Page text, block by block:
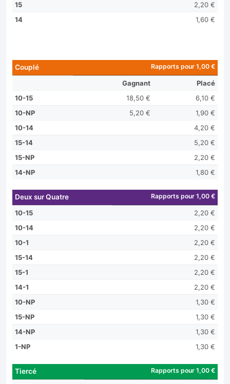
15
2,20 €
14
1,60 €
Couplé Rapports pour 1,00 €
Gagnant
Placé
10-15
18,50 €
6,10 €
10-NP
5,20 €
1,90 €
10-14
4,20 €
15-14
5,20 €
15-NP
2,20 €
14-NP
1,80 €
Deux sur Quatre Rapports pour 1,00 €
10-15
2,20 €
10-14
2,20 €
10-1
2,20 €
15-14
2,20 €
15-1
2,20 €
14-1
2,20 €
10-NP
1,30 €
15-NP
1,30 €
14-NP
1,30 €
1-NP
1,30 €
Tiercé Rapports pour 1,00 €